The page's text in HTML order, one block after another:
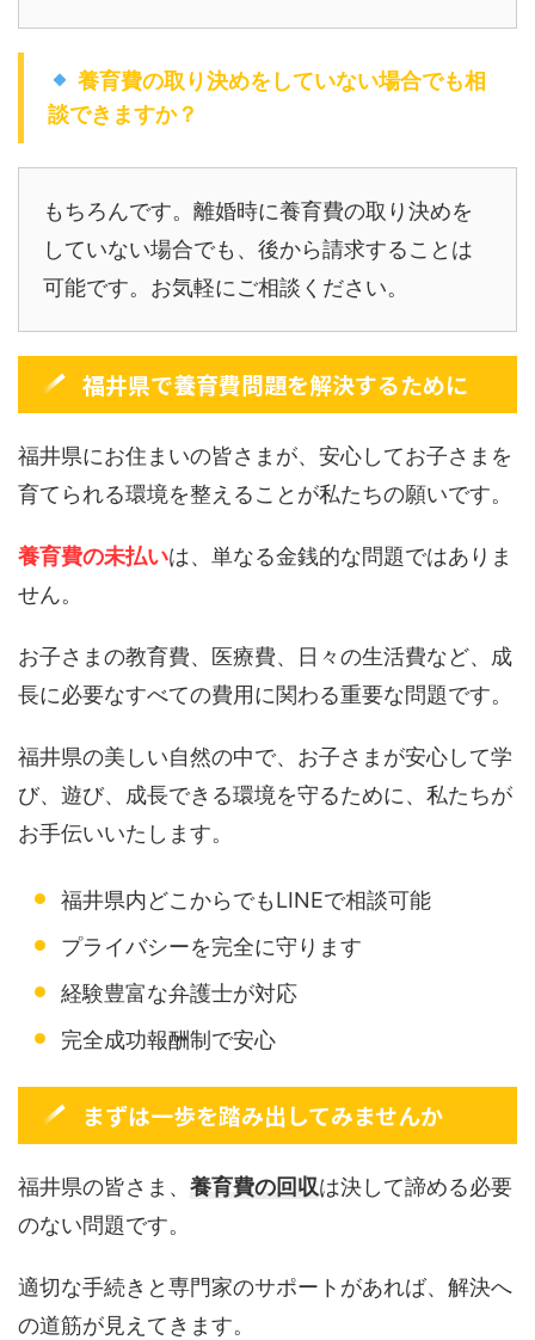
養育費の取り決めをしていない場合でも相
談できますか？
もちろんです。離婚時に養育費の取り決めを
していない場合でも、後から請求することは
可能です。お気軽にご相談ください。
福井県で養育費問題を解決するために
福井県にお住まいの皆さまが、安心してお子さまを
育てられる環境を整えることが私たちの願いです。
養育費の未払いは、単なる金銭的な問題ではありま
せん。
お子さまの教育費、医療費、日々の生活費など、成
長に必要なすべての費用に関わる重要な問題です。
福井県の美しい自然の中で、お子さまが安心して学
び、遊び、成長できる環境を守るために、私たちが
お手伝いいたします。
福井県内どこからでもLINEで相談可能
プライバシーを完全に守ります
経験豊富な弁護士が対応
完全成功報酬制で安心
まずは一歩を踏み出してみませんか
福井県の皆さま、 養育費の回収は決して諦める必要
のない問題です。
適切な手続きと専門家のサポートがあれば、解決へ
の道筋が見えてきます。